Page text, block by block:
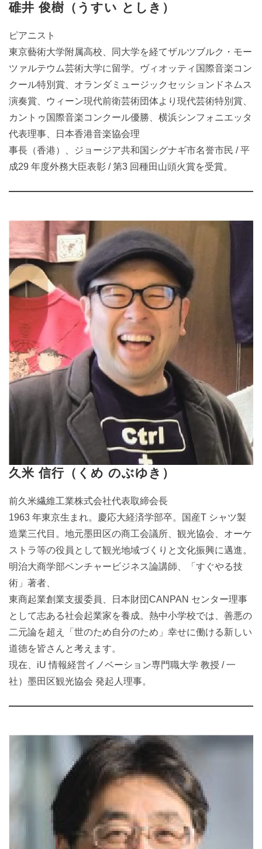
碓井 俊樹（うすい としき）
ピアニスト
東京藝術大学附属高校、同大学を経てザルツブルク・モー
ツァルテウム芸術大学に留学。ヴィオッティ国際音楽コン
クール特別賞、オランダミュージックセッションドネムス
演奏賞、ウィーン現代前衛芸術団体より現代芸術特別賞、
カントゥ国際音楽コンクール優勝、横浜シンフォニエッタ
代表理事、日本香港音楽協会理
事長（香港）、ジョージア共和国シグナギ市名誉市民 / 平
成29 年度外務大臣表彰 / 第3 回種田山頭火賞を受賞。
久米 信行（くめ のぶゆき）
前久米繊維工業株式会社代表取締会長
1963 年東京生まれ。慶応大経済学部卒。国産T シャツ製
造業三代目。地元墨田区の商工会議所、観光協会、オーケ
ストラ等の役員として観光地域づくりと文化振興に邁進。
明治大商学部ベンチャービジネス論講師、「すぐやる技
術」著者、
東商起業創業支援委員、日本財団CANPAN センター理事
として志ある社会起業家を養成。熱中小学校では、善悪の
二元論を超え「世のため自分のため」幸せに働ける新しい
道徳を皆さんと考えます。
現在、iU 情報経営イノベーション専門職大学 教授 / 一
社）墨田区観光協会 発起人理事。